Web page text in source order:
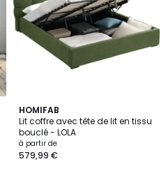
HOMIFAB
Lit coffre avec tête de lit en tissu
bouclé - LOLA
à partir de
579,99 €